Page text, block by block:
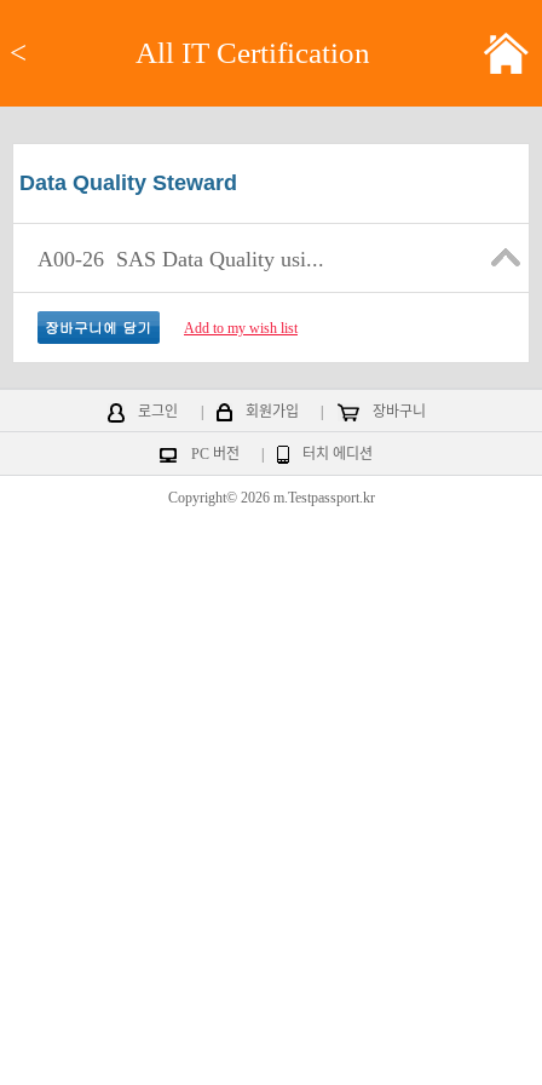
< All IT Certification
Data Quality Steward
A00-26 SAS Data Quality usi...
Add to my wish list
로그인 회원가입 장바구니
PC 버전 터치 에디션
Copyright© 2026 m.Testpassport.kr